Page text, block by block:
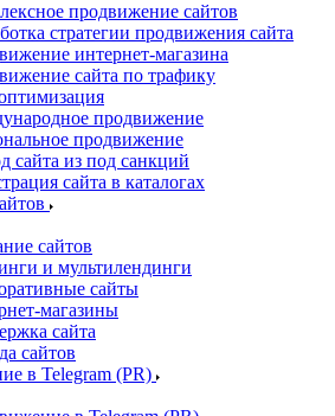
продвижение сайтов
стратегии продвижения сайта
интернет-магазина
сайта по трафику
продвижение
продвижение
сайта из под санкций
сайта в каталогах
сайтов
и мультилендинги
сайты
магазины
сайта
сайтов
в Telegram (PR)